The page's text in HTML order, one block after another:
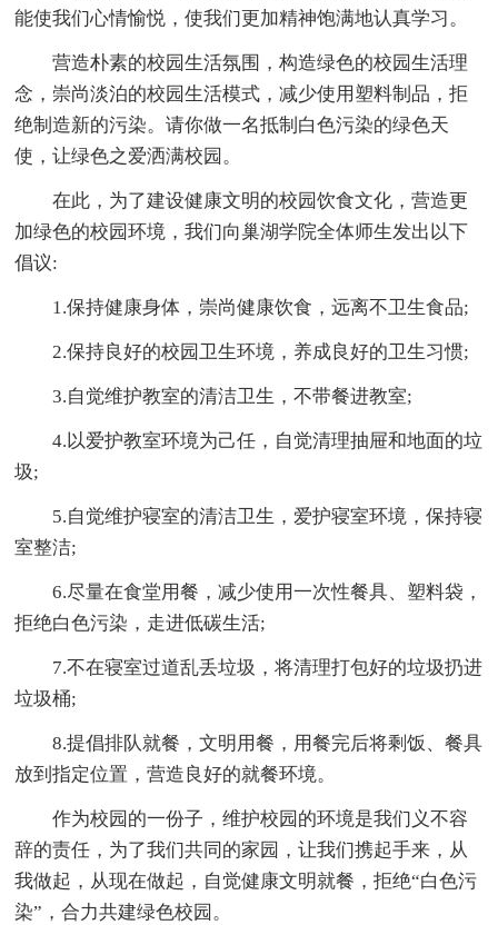
能使我们心情愉悦，使我们更加精神饱满地认真学习。
营造朴素的校园生活氛围，构造绿色的校园生活理
念，崇尚淡泊的校园生活模式，减少使用塑料制品，拒
绝制造新的污染。请你做一名抵制白色污染的绿色天
使，让绿色之爱洒满校园。
在此，为了建设健康文明的校园饮食文化，营造更
加绿色的校园环境，我们向巢湖学院全体师生发出以下
倡议:
1.保持健康身体，崇尚健康饮食，远离不卫生食品;
2.保持良好的校园卫生环境，养成良好的卫生习惯;
3.自觉维护教室的清洁卫生，不带餐进教室;
4.以爱护教室环境为己任，自觉清理抽屉和地面的垃
圾;
5.自觉维护寝室的清洁卫生，爱护寝室环境，保持寝
室整洁;
6.尽量在食堂用餐，减少使用一次性餐具、塑料袋，
拒绝白色污染，走进低碳生活;
7.不在寝室过道乱丢垃圾，将清理打包好的垃圾扔进
垃圾桶;
8.提倡排队就餐，文明用餐，用餐完后将剩饭、餐具
放到指定位置，营造良好的就餐环境。
作为校园的一份子，维护校园的环境是我们义不容
辞的责任，为了我们共同的家园，让我们携起手来，从
我做起，从现在做起，自觉健康文明就餐，拒绝“白色污
染”，合力共建绿色校园。